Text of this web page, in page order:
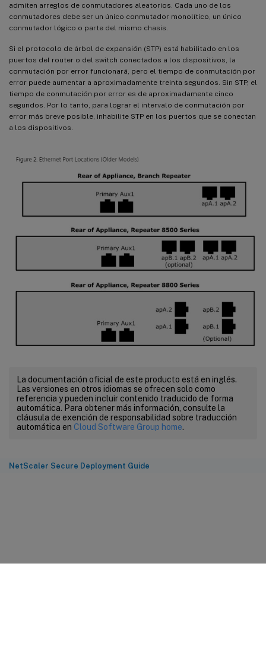
admiten arreglos de conmutadores aleatorios. Cada uno de los
conmutadores debe ser un único conmutador monolítico, un único
conmutador lógico o parte del mismo chasis.
Si el protocolo de árbol de expansión (STP) está habilitado en los
puertos del router o del switch conectados a los dispositivos, la
conmutación por error funcionará, pero el tiempo de conmutación por
error puede aumentar a aproximadamente treinta segundos. Sin STP, el
tiempo de conmutación por error es de aproximadamente cinco
segundos. Por lo tanto, para lograr el intervalo de conmutación por
error más breve posible, inhabilite STP en los puertos que se conectan
a los dispositivos.
La documentación oficial de este producto está en inglés.
Las versiones en otros idiomas se ofrecen solo como
referencia y pueden incluir contenido traducido de forma
automática. Para obtener más información, consulte la
cláusula de exención de responsabilidad sobre traducción
automática en Cloud Software Group home.
NetScaler Secure Deployment Guide